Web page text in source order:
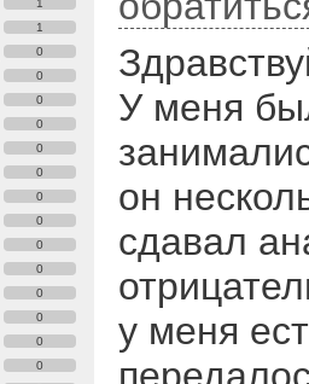
1
1
0
0
0
0
0
0
0
0
0
0
0
0
0
0
У меня
он
сдавал
у меня